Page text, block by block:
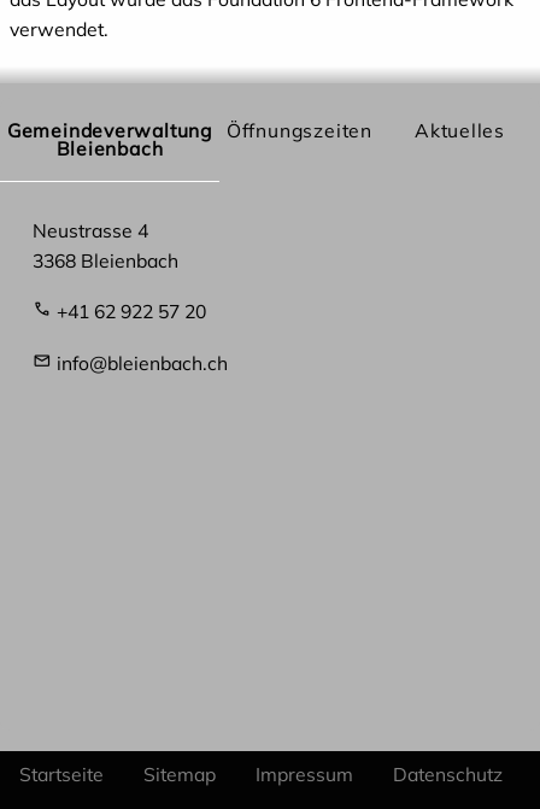
verwendet.
Gemeindeverwaltung
Bleienbach
Öffnungszeiten Aktuelles
Neustrasse 4
3368 Bleienbach
+41 62 922 57 20
info@bleienbach.ch
Fußzeile
Startseite Sitemap Impressum Datenschutz